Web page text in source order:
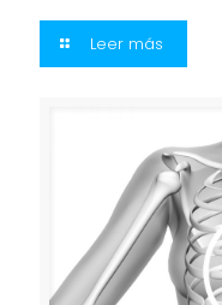
Leer más